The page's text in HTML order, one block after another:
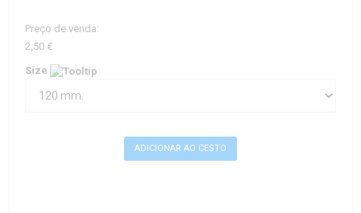
Preço de venda:
2,50 €
Size